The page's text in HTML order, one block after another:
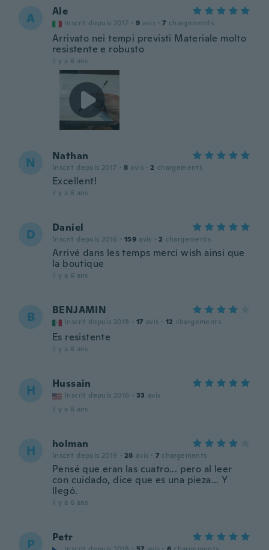
A Ale
Inscrit depuis 2017 · 9 avis · 7 chargements
Arrivato nei tempi previsti Materiale molto
resistente e robusto
il y a 6 ans
N Nathan
Inscrit depuis 2017 · 8 avis · 2 chargements
Excellent!
il y a 6 ans
D Daniel
Inscrit depuis 2016 · 159 avis · 2 chargements
Arrivé dans les temps merci wish ainsi que
la boutique
il y a 6 ans
B BENJAMIN
Inscrit depuis 2018 · 17 avis · 12 chargements
Es resistente
il y a 6 ans
H Hussain
Inscrit depuis 2016 · 33 avis
il y a 6 ans
H holman
Inscrit depuis 2019 · 28 avis · 7 chargements
Pensé que eran las cuatro... pero al leer
con cuidado, dice que es una pieza... Y
llegó.
il y a 6 ans
P Petr